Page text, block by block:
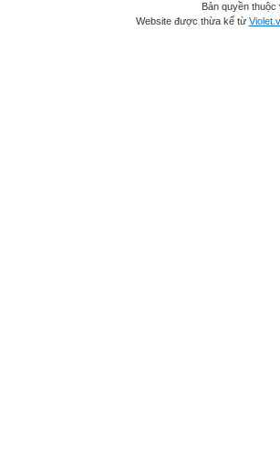
Bản quyền
Website được thừa kế từ